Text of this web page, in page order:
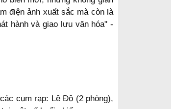
điện ảnh xuất sắc mà còn là
hành và giao lưu văn hóa" -
cụm rạp: Lê Độ (2 phòng),